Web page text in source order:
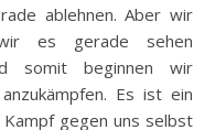
ablehnen. Aber wir
es gerade sehen
somit beginnen wir
Es ist ein
gegen uns selbst